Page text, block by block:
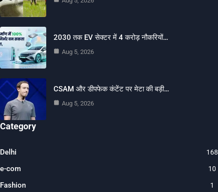
2030 तक EV सेक्टर में 4 करोड़ नौकरियों…
Aug 5, 2026
CSAM और डीपफेक कंटेंट पर मेटा की बड़ी…
Aug 5, 2026
Category
Delhi
e-com 10
Fashion 1